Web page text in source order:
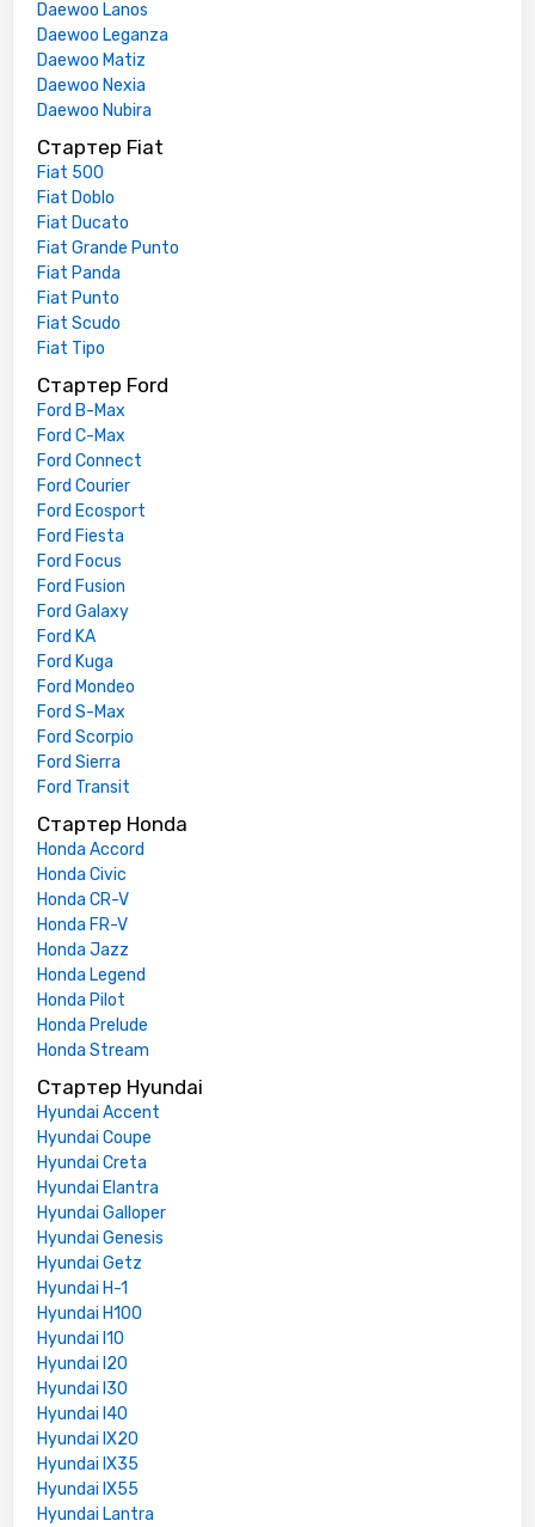
Daewoo Lanos
Daewoo Leganza
Daewoo Matiz
Daewoo Nexia
Daewoo Nubira
Стартер Fiat
Fiat 500
Fiat Doblo
Fiat Ducato
Fiat Grande Punto
Fiat Panda
Fiat Punto
Fiat Scudo
Fiat Tipo
Стартер Ford
Ford B-Max
Ford C-Max
Ford Connect
Ford Courier
Ford Ecosport
Ford Fiesta
Ford Focus
Ford Fusion
Ford Galaxy
Ford KA
Ford Kuga
Ford Mondeo
Ford S-Max
Ford Scorpio
Ford Sierra
Ford Transit
Стартер Honda
Honda Accord
Honda Civic
Honda CR-V
Honda FR-V
Honda Jazz
Honda Legend
Honda Pilot
Honda Prelude
Honda Stream
Стартер Hyundai
Hyundai Accent
Hyundai Coupe
Hyundai Creta
Hyundai Elantra
Hyundai Galloper
Hyundai Genesis
Hyundai Getz
Hyundai H-1
Hyundai H100
Hyundai I10
Hyundai I20
Hyundai I30
Hyundai I40
Hyundai IX20
Hyundai IX35
Hyundai IX55
Hyundai Lantra